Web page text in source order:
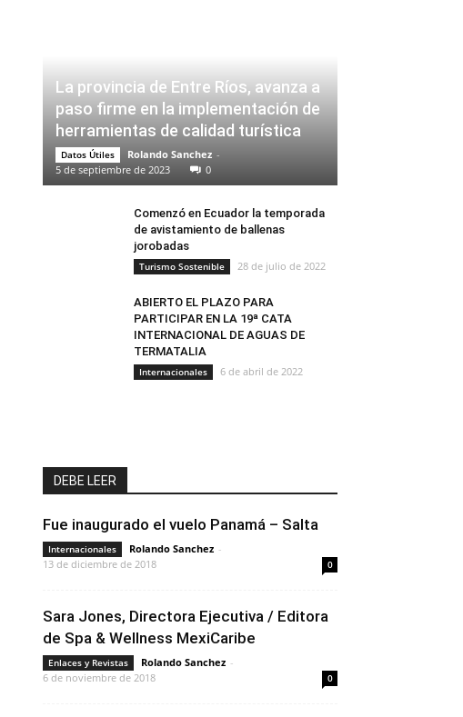
La provincia de Entre Ríos, avanza a
paso firme en la implementación de
herramientas de calidad turística
Datos Útiles Rolando Sanchez -
5 de septiembre de 2023
0
Comenzó en Ecuador la temporada
de avistamiento de ballenas
jorobadas
Turismo Sostenible 28 de julio de 2022
ABIERTO EL PLAZO PARA
PARTICIPAR EN LA 19ª CATA
INTERNACIONAL DE AGUAS DE
TERMATALIA
Internacionales 6 de abril de 2022
DEBE LEER
Fue inaugurado el vuelo Panamá – Salta
Internacionales Rolando Sanchez -
13 de diciembre de 2018
0
Sara Jones, Directora Ejecutiva / Editora
de Spa & Wellness MexiCaribe
Enlaces y Revistas Rolando Sanchez -
6 de noviembre de 2018
0